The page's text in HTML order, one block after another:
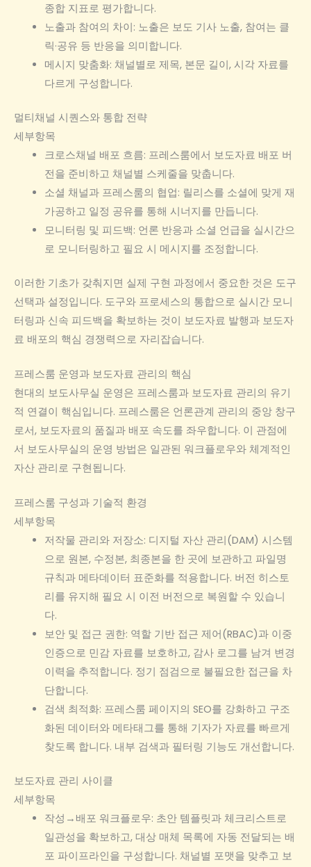
종합 지표로 평가합니다.
노출과 참여의 차이: 노출은 보도 기사 노출, 참여는 클
릭·공유 등 반응을 의미합니다.
메시지 맞춤화: 채널별로 제목, 본문 길이, 시각 자료를
다르게 구성합니다.
멀티채널 시퀀스와 통합 전략
세부항목
크로스채널 배포 흐름: 프레스룸에서 보도자료 배포 버
전을 준비하고 채널별 스케줄을 맞춥니다.
소셜 채널과 프레스룸의 협업: 릴리스를 소셜에 맞게 재
가공하고 일정 공유를 통해 시너지를 만듭니다.
모니터링 및 피드백: 언론 반응과 소셜 언급을 실시간으
로 모니터링하고 필요 시 메시지를 조정합니다.
이러한 기초가 갖춰지면 실제 구현 과정에서 중요한 것은 도구
선택과 설정입니다. 도구와 프로세스의 통합으로 실시간 모니
터링과 신속 피드백을 확보하는 것이 보도자료 발행과 보도자
료 배포의 핵심 경쟁력으로 자리잡습니다.
프레스룸 운영과 보도자료 관리의 핵심
현대의 보도사무실 운영은 프레스룸과 보도자료 관리의 유기
적 연결이 핵심입니다. 프레스룸은 언론관계 관리의 중앙 창구
로서, 보도자료의 품질과 배포 속도를 좌우합니다. 이 관점에
서 보도사무실의 운영 방법은 일관된 워크플로우와 체계적인
자산 관리로 구현됩니다.
프레스룸 구성과 기술적 환경
세부항목
저작물 관리와 저장소: 디지털 자산 관리(DAM) 시스템
으로 원본, 수정본, 최종본을 한 곳에 보관하고 파일명
규칙과 메타데이터 표준화를 적용합니다. 버전 히스토
리를 유지해 필요 시 이전 버전으로 복원할 수 있습니
다.
보안 및 접근 권한: 역할 기반 접근 제어(RBAC)과 이중
인증으로 민감 자료를 보호하고, 감사 로그를 남겨 변경
이력을 추적합니다. 정기 점검으로 불필요한 접근을 차
단합니다.
검색 최적화: 프레스룸 페이지의 SEO를 강화하고 구조
화된 데이터와 메타태그를 통해 기자가 자료를 빠르게
찾도록 합니다. 내부 검색과 필터링 기능도 개선합니다.
보도자료 관리 사이클
세부항목
작성→배포 워크플로우: 초안 템플릿과 체크리스트로
일관성을 확보하고, 대상 매체 목록에 자동 전달되는 배
포 파이프라인을 구성합니다. 채널별 포맷을 맞추고 보